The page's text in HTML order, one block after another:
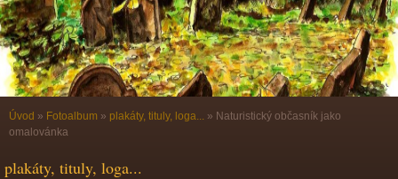
Úvod » Fotoalbum » plakáty, tituly, loga... » Naturistický občasník jako
omalovánka
plakáty, tituly, loga...